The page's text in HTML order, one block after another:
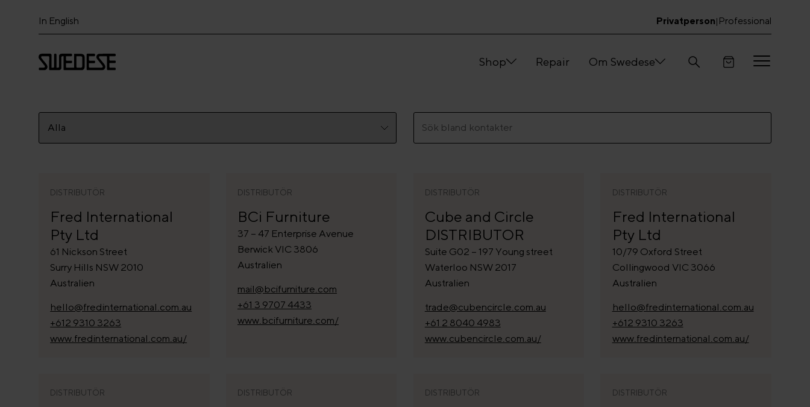
In English Privatperson| Professional
Shop Repair Om Swedese
DISTRIBUTÖR
Fred International
Pty Ltd
61 Nickson Street
Surry Hills NSW 2010
Australien
hello@fredinternational.com.au
+612 9310 3263
www.fredinternational.com.au/
DISTRIBUTÖR
BCi Furniture
37 – 47 Enterprise Avenue
Berwick VIC 3806
Australien
mail@bcifurniture.com
+61 3 9707 4433
www.bcifurniture.com/
DISTRIBUTÖR
Cube and Circle
DISTRIBUTOR
Suite G02 – 197 Young street
Waterloo NSW 2017
Australien
trade@cubencircle.com.au
+61 2 8040 4983
www.cubencircle.com.au/
DISTRIBUTÖR
Fred International
Pty Ltd
10/79 Oxford Street
Collingwood VIC 3066
Australien
hello@fredinternational.com.au
+612 9310 3263
www.fredinternational.com.au/
DISTRIBUTÖR DISTRIBUTÖR DISTRIBUTÖR DISTRIBUTÖR